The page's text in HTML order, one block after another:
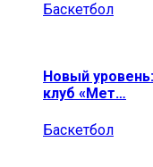
Баскетбол
Новый
клуб «Мет…
Баскетбол